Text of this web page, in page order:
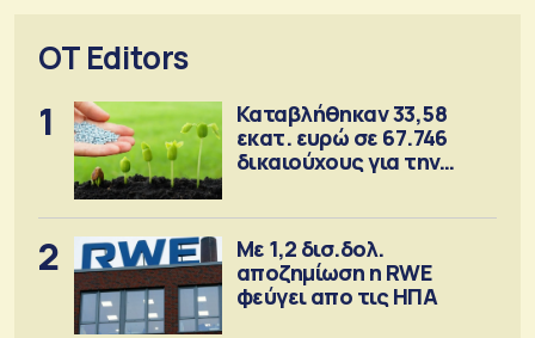
OT Editors
1
Καταβλήθηκαν 33,58
εκατ. ευρώ σε 67.746
δικαιούχους για την
2
Με 1,2 δισ.δολ.
αποζημίωση η RWE
φεύγει απο τις ΗΠΑ